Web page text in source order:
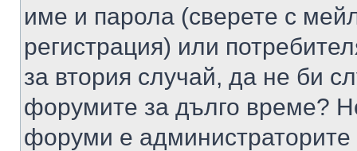
име и парола (сверете с
регистрация) или
за втория случай, да не би
форумите за дълго време?
форуми е администраторите